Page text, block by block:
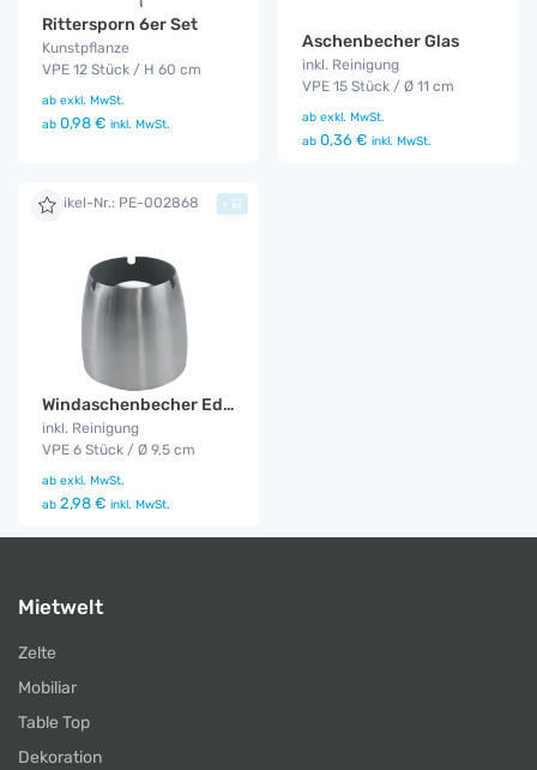
Rittersporn 6er Set
Kunstpflanze
VPE 12 Stück / H 60 cm
ab exkl. MwSt.
ab 0,98 € inkl. MwSt.
Aschenbecher Glas
inkl. Reinigung
VPE 15 Stück / Ø 11 cm
ab exkl. MwSt.
ab 0,36 € inkl. MwSt.
Artikel-Nr.: PE-002868
Windaschenbecher Edelstahl
inkl. Reinigung
VPE 6 Stück / Ø 9,5 cm
ab exkl. MwSt.
ab 2,98 € inkl. MwSt.
+
Mietwelt
Zelte
Mobiliar
Table Top
Dekoration